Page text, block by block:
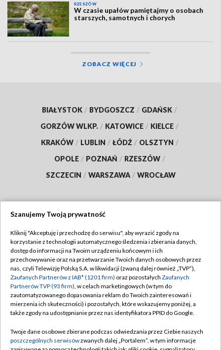
RZESZÓW
W czasie upałów pamiętajmy o osobach
starszych, samotnych i chorych
ZOBACZ WIĘCEJ
BIAŁYSTOK / BYDGOSZCZ / GDAŃSK /
GORZÓW WLKP. / KATOWICE / KIELCE /
KRAKÓW / LUBLIN / ŁÓDŹ / OLSZTYN /
OPOLE / POZNAŃ / RZESZÓW /
SZCZECIN / WARSZAWA / WROCŁAW
TVP
Abonament TVP
Emisja w TVP
Centrum informacji TVP
Naziemna Telewizja Cyfrowa
Rada Programowa
Regulamin TVP
Polityka prywatności
Moje zgody
Pomoc
Kontakt
Szanujemy Twoją prywatność
Kliknij "Akceptuję i przechodzę do serwisu", aby wyrazić zgody na
korzystanie z technologii automatycznego śledzenia i zbierania danych,
dostęp do informacji na Twoim urządzeniu końcowym i ich
przechowywanie oraz na przetwarzanie Twoich danych osobowych przez
nas, czyli Telewizję Polską S.A. w likwidacji (zwaną dalej również „TVP”),
Zaufanych Partnerów z IAB* (1201 firm) oraz pozostałych Zaufanych
Partnerów TVP (93 firm), w celach marketingowych (w tym do
zautomatyzowanego dopasowania reklam do Twoich zainteresowań i
mierzenia ich skuteczności) i pozostałych, które wskazujemy poniżej, a
także zgody na udostępnianie przez nas identyfikatora PPID do Google.
Twoje dane osobowe zbierane podczas odwiedzania przez Ciebie naszych
poszczególnych serwisówzwanych dalej „Portalem”, w tym informacje